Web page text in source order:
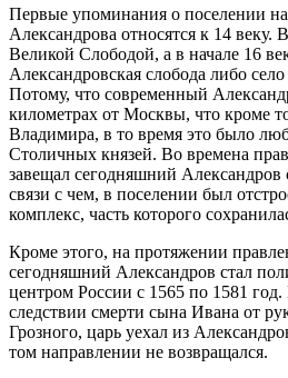
Первые упоминания о поселении
Александрова относятся к 14 веку.
Великой Слободой, а в начале 16
Александровская слобода либо
Потому, что современный
километрах от Москвы, что кроме
Владимира, в то время это было
Столичных князей. Во времена
завещал сегодняшний
связи с чем, в поселении был
комплекс, часть которого
Кроме этого, на протяжении
сегодняшний Александров стал
центром России с 1565 по 1581
следствии смерти сына Ивана от
Грозного, царь уехал из
том направлении не возвращался.